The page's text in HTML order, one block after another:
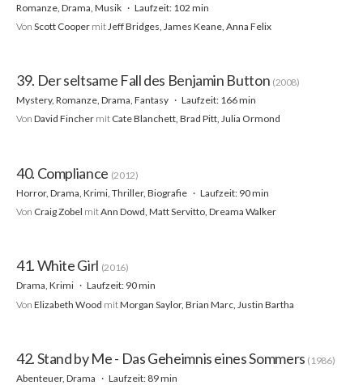
Romanze, Drama, Musik
Laufzeit: 102 min
Von Scott Cooper mit Jeff Bridges, James Keane, Anna Felix
39. Der seltsame Fall des Benjamin Button (2008)
Mystery, Romanze, Drama, Fantasy
Laufzeit: 166 min
Von David Fincher mit Cate Blanchett, Brad Pitt, Julia Ormond
40. Compliance (2012)
Horror, Drama, Krimi, Thriller, Biografie
Laufzeit: 90 min
Von Craig Zobel mitAnn Dowd, Matt Servitto, Dreama Walker
41. White Girl (2016)
Drama, Krimi
Laufzeit: 90 min
Von Elizabeth Wood mitMorgan Saylor, Brian Marc, Justin Bartha
42. Stand by Me - Das Geheimnis eines Sommers (1986)
Abenteuer, Drama
Laufzeit: 89 min